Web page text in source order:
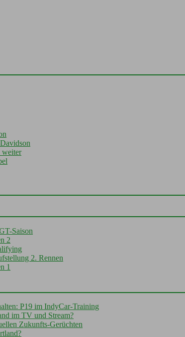
weiter
Saison
2
2. Rennen
1
P19 im IndyCar-Training
im TV und Stream?
Zukunfts-Gerüchten